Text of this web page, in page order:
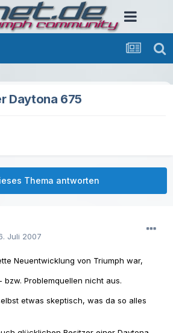
Daytona 675
Thema antworten
Juli 2007
Neuentwicklung von Triumph war,
bzw. Problemquellen nicht aus.
etwas skeptisch, was da so alles